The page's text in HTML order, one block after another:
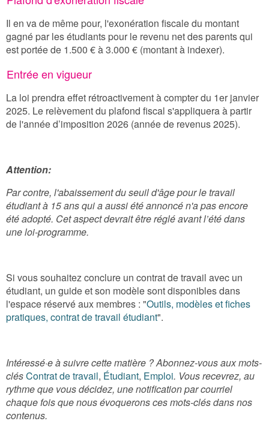
Il en va de même pour, l'exonération fiscale du montant
gagné par les étudiants pour le revenu net des parents qui
est portée de 1.500 € à 3.000 € (montant à indexer).
Entrée en vigueur
La loi prendra effet rétroactivement à compter du 1er janvier
2025. Le relèvement du plafond fiscal s'appliquera à partir
de l'année d’imposition 2026 (année de revenus 2025).
Attention:
Par contre, l'abaissement du seuil d'âge pour le travail
étudiant à 15 ans qui a aussi été annoncé n'a pas encore
été adopté. Cet aspect devrait être réglé avant l’été dans
une loi-programme.
Si vous souhaitez conclure un contrat de travail avec un
étudiant, un guide et son modèle sont disponibles dans
l'espace réservé aux membres : "Outils, modèles et fiches
pratiques, contrat de travail étudiant".
Intéressé·e à suivre cette matière ? Abonnez-vous aux mots-
clésContrat de travail, Étudiant, Emploi. Vous recevrez, au
rythme que vous décidez, une notification par courriel
chaque fois que nous évoquerons ces mots-clés dans nos
contenus.